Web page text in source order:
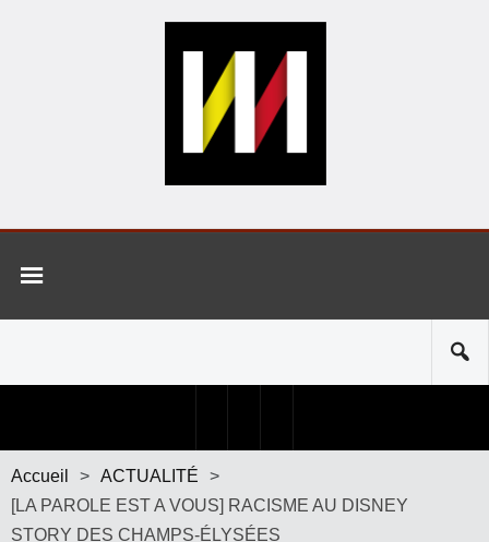
Accueil > ACTUALITÉ
>
[LA PAROLE EST A VOUS] RACISME AU DISNEY
STORY DES CHAMPS-ÉLYSÉES